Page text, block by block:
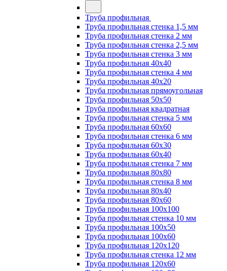
Труба профильная
Труба профильная стенка 1,5 мм
Труба профильная стенка 2 мм
Труба профильная стенка 2,5 мм
Труба профильная стенка 3 мм
Труба профильная 40х40
Труба профильная стенка 4 мм
Труба профильная 40х20
Труба профильная прямоугольная
Труба профильная 50х50
Труба профильная квадратная
Труба профильная стенка 5 мм
Труба профильная 60х60
Труба профильная стенка 6 мм
Труба профильная 60х30
Труба профильная 60х40
Труба профильная стенка 7 мм
Труба профильная 80х80
Труба профильная стенка 8 мм
Труба профильная 80х40
Труба профильная 80х60
Труба профильная 100х100
Труба профильная стенка 10 мм
Труба профильная 100х50
Труба профильная 100х60
Труба профильная 120х120
Труба профильная стенка 12 мм
Труба профильная 120х60